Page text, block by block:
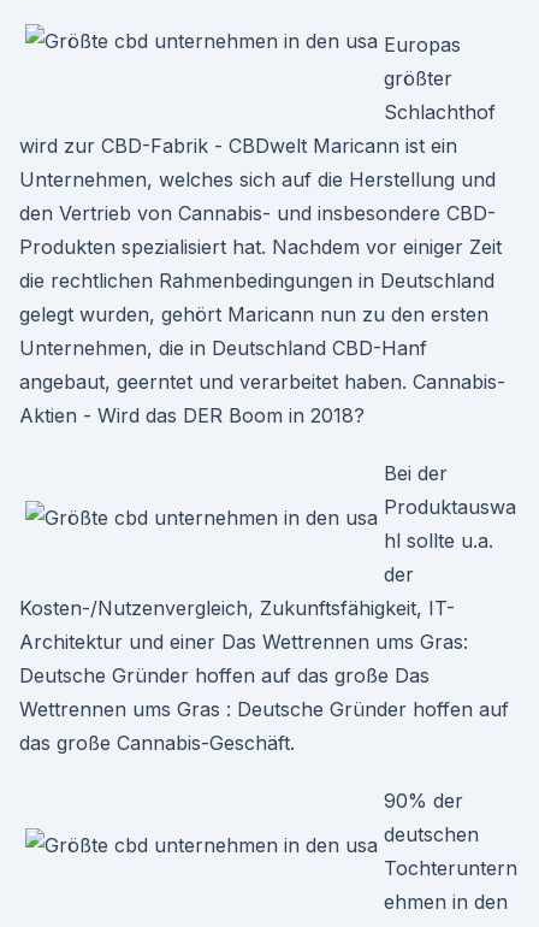
Europas
größter
Schlachthof
wird zur CBD-Fabrik - CBDwelt Maricann ist ein
Unternehmen, welches sich auf die Herstellung und
den Vertrieb von Cannabis- und insbesondere CBD-
Produkten spezialisiert hat. Nachdem vor einiger Zeit
die rechtlichen Rahmenbedingungen in Deutschland
gelegt wurden, gehört Maricann nun zu den ersten
Unternehmen, die in Deutschland CBD-Hanf
angebaut, geerntet und verarbeitet haben. Cannabis-
Aktien - Wird das DER Boom in 2018?
Bei der
Produktauswa
hl sollte u.a.
der
Kosten-/Nutzenvergleich, Zukunftsfähigkeit, IT-
Architektur und einer Das Wettrennen ums Gras:
Deutsche Gründer hoffen auf das große Das
Wettrennen ums Gras : Deutsche Gründer hoffen auf
das große Cannabis-Geschäft.
90% der
deutschen
Tochteruntern
ehmen in den